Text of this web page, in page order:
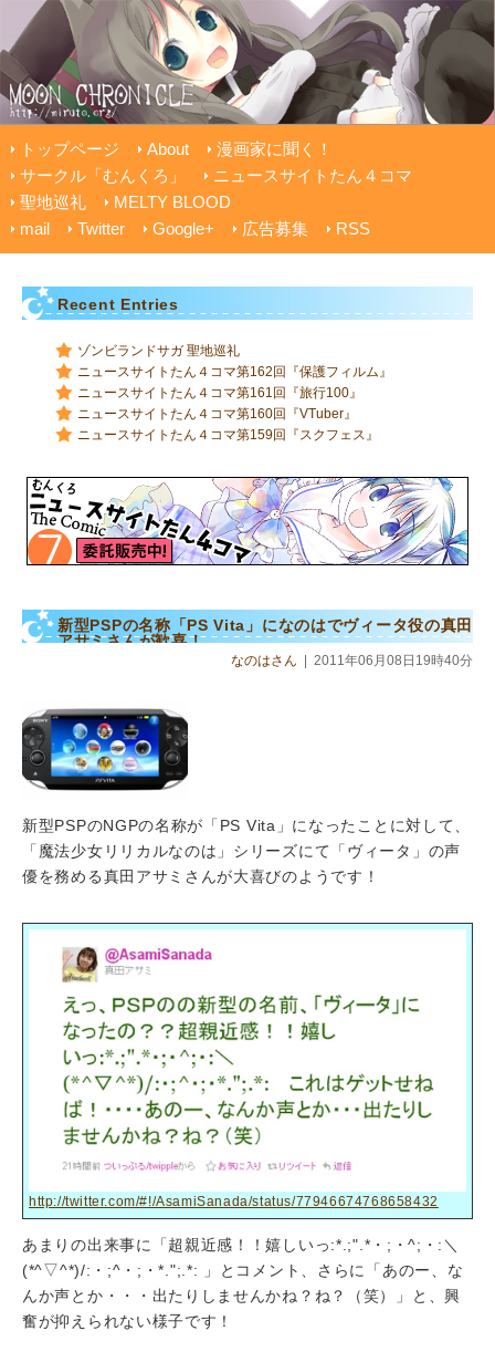
トップページ About
漫画家に聞く！
サークル「むんくろ」
ニュースサイトたん４コマ
聖地巡礼
MELTY BLOOD
mail
Twitter Google+ 広告募集 RSS
Recent Entries
ゾンビランドサガ 聖地巡礼
ニュースサイトたん４コマ第162回『保護フィルム』
ニュースサイトたん４コマ第161回『旅行100』
ニュースサイトたん４コマ第160回『VTuber』
ニュースサイトたん４コマ第159回『スクフェス』
新型PSPの名称「PS Vita」になのはでヴィータ役の真田
アサミさんが歓喜！
なのはさん | 2011年06月08日19時40分
新型PSPのNGPの名称が「PS Vita」になったことに対して、
「魔法少女リリカルなのは」シリーズにて「ヴィータ」の声
優を務める真田アサミさんが大喜びのようです！
http://twitter.com/#!/AsamiSanada/status/77946674768658432
あまりの出来事に「超親近感！！嬉しいっ:*.;".*・;・^;・:＼
(*^▽^*)/:・;^・;・*.";.*: 」とコメント、さらに「あのー、な
んか声とか・・・出たりしませんかね？ね？（笑）」と、興
奮が抑えられない様子です！